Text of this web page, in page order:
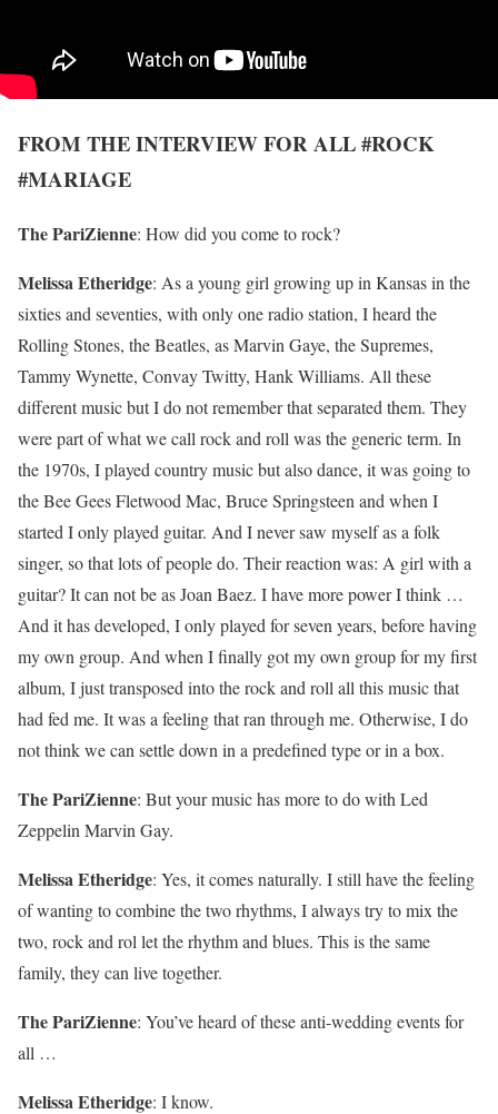
FROM THE INTERVIEW FOR ALL #ROCK
#MARIAGE
The PariZienne: How did you come to rock?
Melissa Etheridge: As a young girl growing up in Kansas in the
sixties and seventies, with only one radio station, I heard the
Rolling Stones, the Beatles, as Marvin Gaye, the Supremes,
Tammy Wynette, Convay Twitty, Hank Williams. All these
different music but I do not remember that separated them. They
were part of what we call rock and roll was the generic term. In
the 1970s, I played country music but also dance, it was going to
the Bee Gees Fletwood Mac, Bruce Springsteen and when I
started I only played guitar. And I never saw myself as a folk
singer, so that lots of people do. Their reaction was: A girl with a
guitar? It can not be as Joan Baez. I have more power I think …
And it has developed, I only played for seven years, before having
my own group. And when I finally got my own group for my first
album, I just transposed into the rock and roll all this music that
had fed me. It was a feeling that ran through me. Otherwise, I do
not think we can settle down in a predefined type or in a box.
The PariZienne: But your music has more to do with Led
Zeppelin Marvin Gay.
Melissa Etheridge: Yes, it comes naturally. I still have the feeling
of wanting to combine the two rhythms, I always try to mix the
two, rock and rol let the rhythm and blues. This is the same
family, they can live together.
The PariZienne: You’ve heard of these anti-wedding events for
all …
Melissa Etheridge: I know.